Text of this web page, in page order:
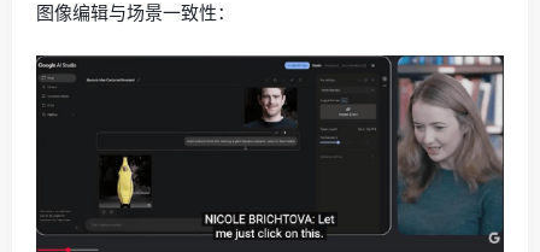
图像编辑与场景一致性：